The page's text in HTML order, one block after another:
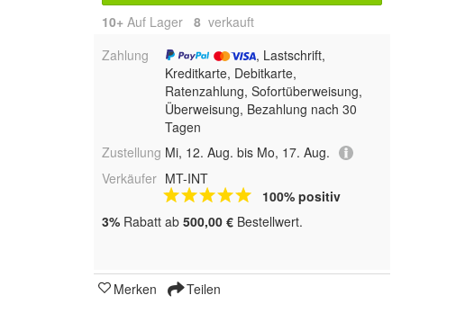
10+ Auf Lager 8 verkauft
Zahlung
, Lastschrift,
Kreditkarte, Debitkarte,
Ratenzahlung, Sofortüberweisung,
Überweisung, Bezahlung nach 30
Tagen
Zustellung Mi, 12. Aug. bis Mo, 17. Aug.
Verkäufer MT-INT
100% positiv
3% Rabatt ab 500,00 € Bestellwert.
Merken Teilen